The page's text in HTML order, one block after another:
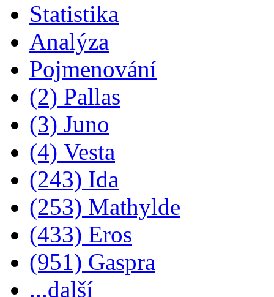
Statistika
Analýza
Pojmenování
(2) Pallas
(3) Juno
(4) Vesta
(243) Ida
(253) Mathylde
(433) Eros
(951) Gaspra
...další